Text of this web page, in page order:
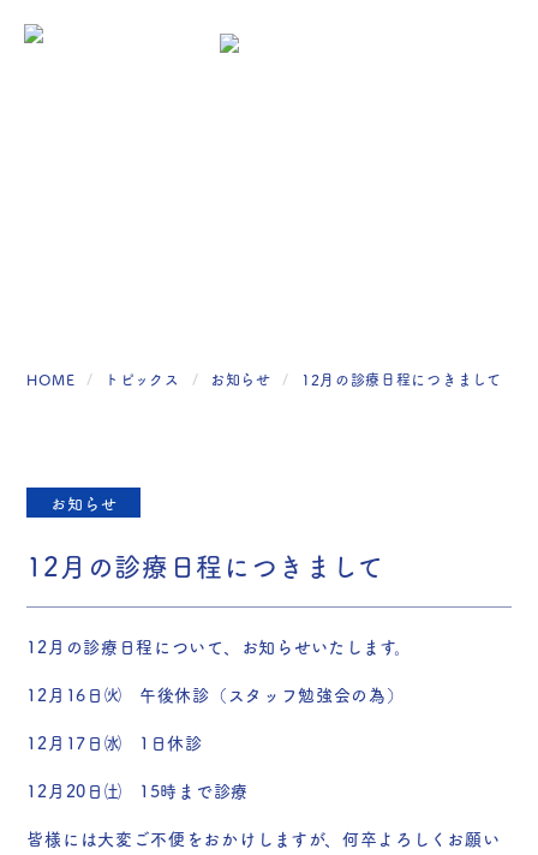
HOME トピックス お知らせ 12月の診療日程につきまして
お知らせ
12月の診療日程につきまして
12月の診療日程について、お知らせいたします。
12月16日㈫ 午後休診（スタッフ勉強会の為）
12月17日㈬ 1日休診
12月20日㈯ 15時まで診療
皆様には大変ご不便をおかけしますが、何卒よろしくお願い